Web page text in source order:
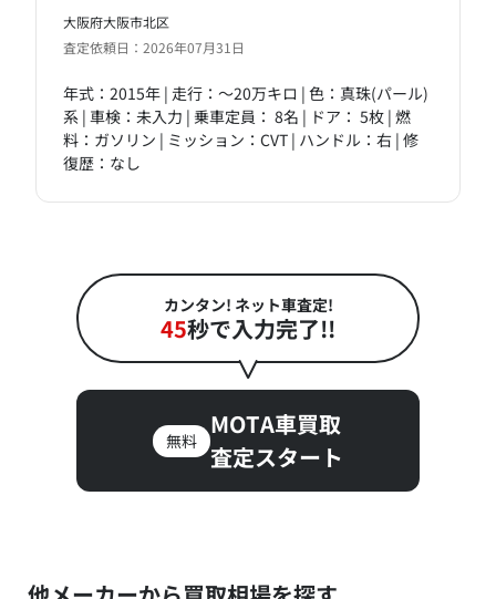
大阪府大阪市北区
査定依頼日：2026年07月31日
年式：2015年 | 走行：～20万キロ | 色：真珠(パール)
系 | 車検：未入力 | 乗車定員： 8名 | ドア： 5枚 | 燃
料：ガソリン | ミッション：CVT | ハンドル：右 | 修
復歴：なし
カンタン! ネット車査定!
45秒で入力完了!!
無料
MOTA車買取
査定スタート